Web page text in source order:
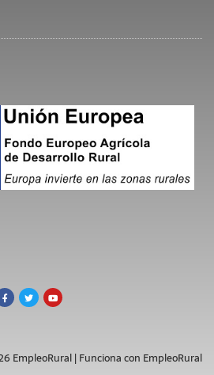
EmpleoRural | Funciona con EmpleoRural